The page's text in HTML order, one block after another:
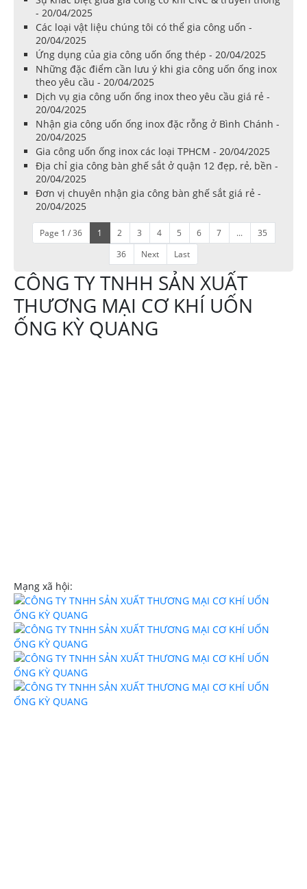
- 20/04/2025
Các loại vật liệu chúng tôi có thể gia công uốn -
20/04/2025
Ứng dụng của gia công uốn ống thép - 20/04/2025
Những đặc điểm cần lưu ý khi gia công uốn ống inox
theo yêu cầu - 20/04/2025
Dịch vụ gia công uốn ống inox theo yêu cầu giá rẻ -
20/04/2025
Nhận gia công uốn ống inox đặc rỗng ở Bình Chánh -
20/04/2025
Gia công uốn ống inox các loại TPHCM - 20/04/2025
Địa chỉ gia công bàn ghế sắt ở quận 12 đẹp, rẻ, bền -
20/04/2025
Đơn vị chuyên nhận gia công bàn ghế sắt giá rẻ -
20/04/2025
Page 1 / 36 1 2 3 4 5 6 7 ...
35
36
Next Last
CÔNG TY TNHH SẢN XUẤT
THƯƠNG MẠI CƠ KHÍ UỐN
ỐNG KỲ QUANG
Mạng xã hội: